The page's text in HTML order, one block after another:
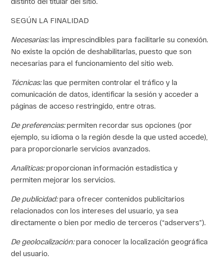
SEGÚN LA FINALIDAD
Necesarias:las imprescindibles para facilitarle su conexión.
No existe la opción de deshabilitarlas, puesto que son
necesarias para el funcionamiento del sitio web.
Técnicas:las que permiten controlar el tráfico y la
comunicación de datos, identificar la sesión y acceder a
páginas de acceso restringido, entre otras.
De preferencias:permiten recordar sus opciones (por
ejemplo, su idioma o la región desde la que usted accede),
para proporcionarle servicios avanzados.
Analíticas:proporcionan información estadística y
permiten mejorar los servicios.
De publicidad:para ofrecer contenidos publicitarios
relacionados con los intereses del usuario, ya sea
directamente o bien por medio de terceros (“adservers”).
De geolocalización:para conocer la localización geográfica
del usuario.